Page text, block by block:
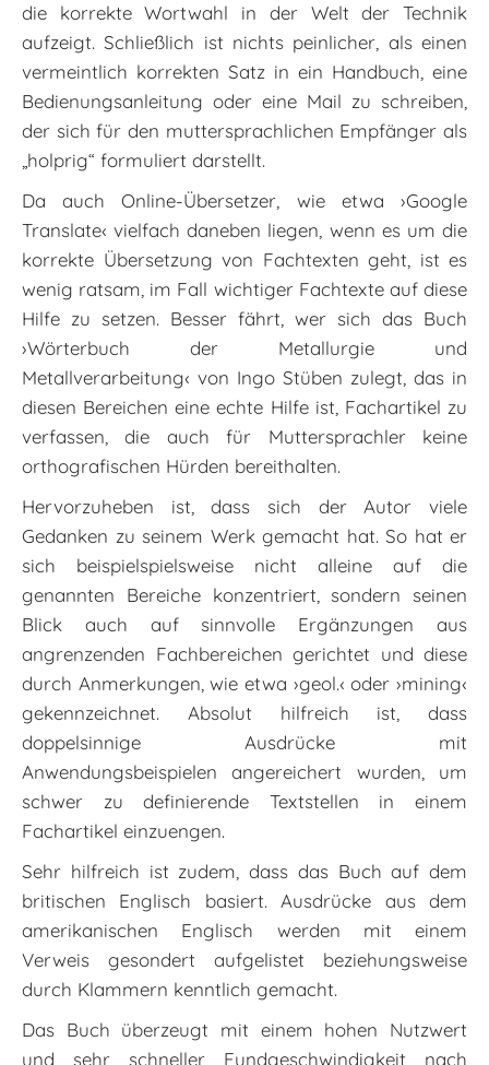
die korrekte Wortwahl in der Welt der Technik
aufzeigt. Schließlich ist nichts peinlicher, als einen
vermeintlich korrekten Satz in ein Handbuch, eine
Bedienungsanleitung oder eine Mail zu schreiben,
der sich für den muttersprachlichen Empfänger als
„holprig“ formuliert darstellt.
Da auch Online-Übersetzer, wie etwa ›Google
Translate‹ vielfach daneben liegen, wenn es um die
korrekte Übersetzung von Fachtexten geht, ist es
wenig ratsam, im Fall wichtiger Fachtexte auf diese
Hilfe zu setzen. Besser fährt, wer sich das Buch
›Wörterbuch der Metallurgie und
Metallverarbeitung‹ von Ingo Stüben zulegt, das in
diesen Bereichen eine echte Hilfe ist, Fachartikel zu
verfassen, die auch für Muttersprachler keine
orthografischen Hürden bereithalten.
Hervorzuheben ist, dass sich der Autor viele
Gedanken zu seinem Werk gemacht hat. So hat er
sich beispielspielsweise nicht alleine auf die
genannten Bereiche konzentriert, sondern seinen
Blick auch auf sinnvolle Ergänzungen aus
angrenzenden Fachbereichen gerichtet und diese
durch Anmerkungen, wie etwa ›geol.‹ oder ›mining‹
gekennzeichnet. Absolut hilfreich ist, dass
doppelsinnige Ausdrücke mit
Anwendungsbeispielen angereichert wurden, um
schwer zu definierende Textstellen in einem
Fachartikel einzuengen.
Sehr hilfreich ist zudem, dass das Buch auf dem
britischen Englisch basiert. Ausdrücke aus dem
amerikanischen Englisch werden mit einem
Verweis gesondert aufgelistet beziehungsweise
durch Klammern kenntlich gemacht.
Das Buch überzeugt mit einem hohen Nutzwert
und sehr schneller Fundgeschwindigkeit nach